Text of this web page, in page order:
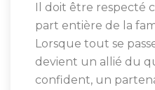
Il doit être respecté
part entière de la
Lorsque tout se
devient un allié du
confident, un